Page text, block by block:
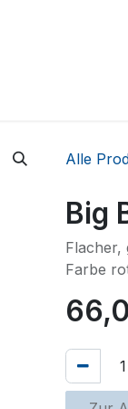
Alle
Big
Flacher,
Farbe